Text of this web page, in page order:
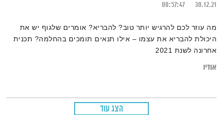
30.12.21
00:57:47
מה עוזר לכם להרגיש יותר טוב? להבריא? אומרים שלגוף יש את
היכולת להבריא את עצמו – אילו תנאים תומכים בהחלמה? תכנית
אחרונה לשנת 2021
אודיו
הצג עוד